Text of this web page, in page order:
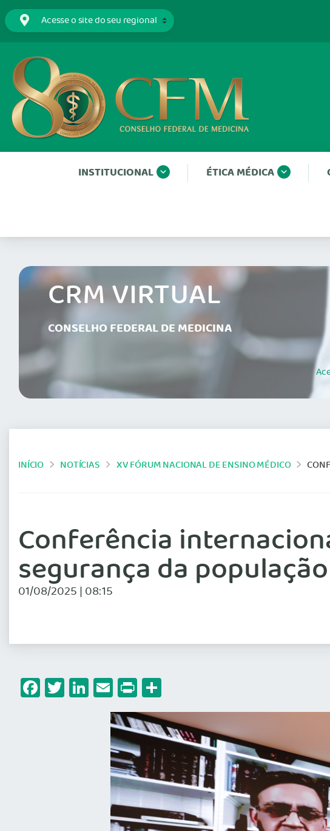
INSTITUCIONAL ÉTICA MÉDICA
CRM VIRTUAL
CONSELHO FEDERAL DE MEDICINA
INÍCIO NOTÍCIAS XV FÓRUM NACIONAL DE ENSINO MÉDICO
Conferência
segurança da população
01/08/2025 | 08:15
Facebook
Twitter
LinkedIn
Email
Print